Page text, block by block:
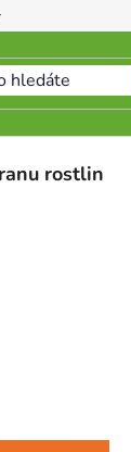
rostlin